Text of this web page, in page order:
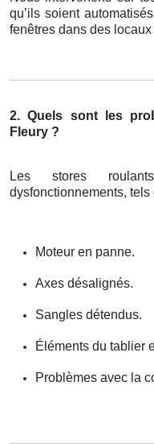
qu’ils soient
fenêtres dans des
2. Quels sont les
Fleury ?
Les stores
dysfonctionnements, tels
Moteur en panne.
Axes désalignés.
Sangles détendus.
Éléments du tablier
Problèmes avec la